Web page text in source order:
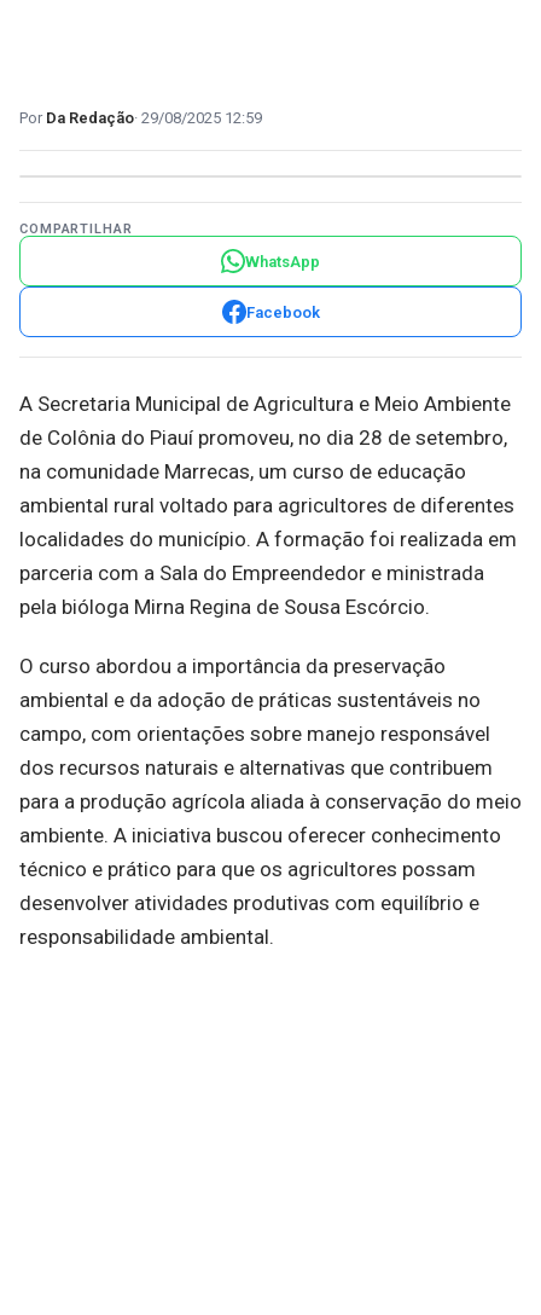
Da Redação 29/08/2025 12:59
COMPARTILHAR
WhatsApp
Facebook
A Secretaria Municipal de Agricultura e Meio Ambiente
de Colônia do Piauí promoveu, no dia 28 de setembro,
na comunidade Marrecas, um curso de educação
ambiental rural voltado para agricultores de diferentes
localidades do município. A formação foi realizada em
parceria com a Sala do Empreendedor e ministrada
pela bióloga Mirna Regina de Sousa Escórcio.
O curso abordou a importância da preservação
ambiental e da adoção de práticas sustentáveis no
campo, com orientações sobre manejo responsável
dos recursos naturais e alternativas que contribuem
para a produção agrícola aliada à conservação do meio
ambiente. A iniciativa buscou oferecer conhecimento
técnico e prático para que os agricultores possam
desenvolver atividades produtivas com equilíbrio e
responsabilidade ambiental.